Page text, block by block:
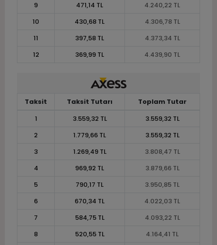
9
471,14 TL
4.240,22 TL
10
430,68 TL
4.306,78 TL
11
397,58 TL
4.373,34 TL
12
369,99 TL 4.439,90 TL
Taksit Taksit Tutarı
Toplam Tutar
1
3.559,32 TL
3.559,32 TL
2
1.779,66 TL
3.559,32 TL
3
1.269,49 TL
3.808,47 TL
4
969,92 TL
3.879,66 TL
5
790,17 TL
3.950,85 TL
6
670,34 TL
4.022,03 TL
7
584,75 TL
4.093,22 TL
8
520,55 TL
4.164,41 TL